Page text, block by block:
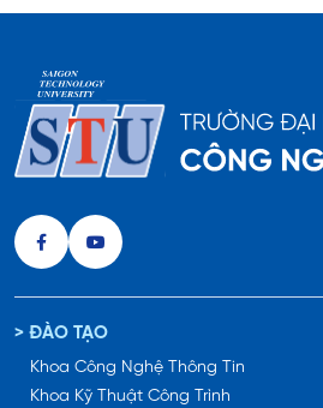
> ĐÀO TẠO
Khoa Công Nghệ Thông Tin
Khoa Kỹ Thuật Công Trình